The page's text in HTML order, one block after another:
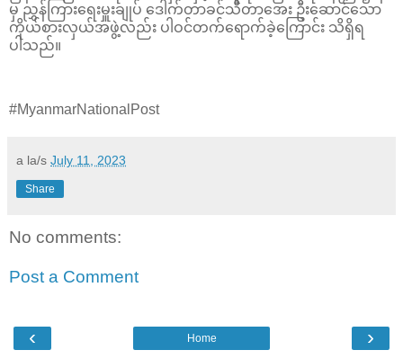
မှ ညွှန်ကြားရေးမှူးချုပ် ဒေါက်တာခင်သီတာအေး ဦးဆောင်သော
ကိုယ်စားလှယ်အဖွဲ့လည်း ပါဝင်တက်ရောက်ခဲ့ကြောင်း သိရှိရ
ပါသည်။
#MyanmarNationalPost
a la/s July 11, 2023
Share
No comments:
Post a Comment
‹ ›
Home